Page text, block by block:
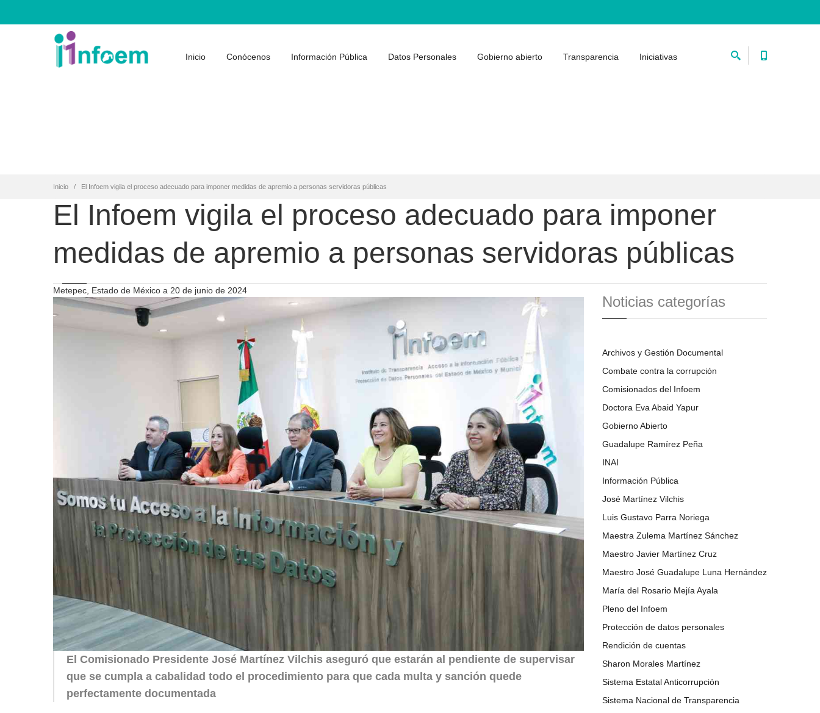
Inicio Conócenos Información Pública Datos Personales Gobierno abierto Transparencia Iniciativas
Inicio El Infoem vigila el proceso adecuado para imponer medidas de apremio a personas servidoras públicas
El Infoem vigila el proceso adecuado para imponer
medidas de apremio a personas servidoras públicas
Metepec, Estado de México a 20 de junio de 2024
El Comisionado Presidente José Martínez Vilchis aseguró que estarán al pendiente de supervisar
que se cumpla a cabalidad todo el procedimiento para que cada multa y sanción quede
perfectamente documentada
Noticias categorías
Archivos y Gestión Documental
Combate contra la corrupción
Comisionados del Infoem
Doctora Eva Abaid Yapur
Gobierno Abierto
Guadalupe Ramírez Peña
INAI
Información Pública
José Martínez Vilchis
Luis Gustavo Parra Noriega
Maestra Zulema Martínez Sánchez
Maestro Javier Martínez Cruz
Maestro José Guadalupe Luna Hernández
María del Rosario Mejía Ayala
Pleno del Infoem
Protección de datos personales
Rendición de cuentas
Sharon Morales Martínez
Sistema Estatal Anticorrupción
Sistema Nacional de Transparencia